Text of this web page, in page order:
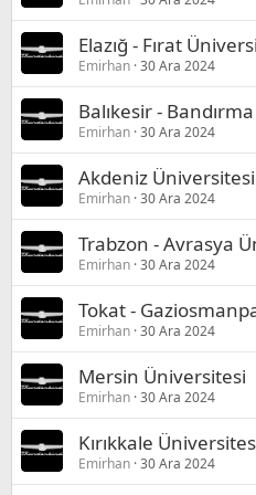
Elazığ - Fırat
Emirhan 30 Ara 2024
Balıkesir -
Emirhan 30 Ara 2024
Akdeniz Üniversitesi
Emirhan 30 Ara 2024
Trabzon - Avrasya
Emirhan 30 Ara 2024
Tokat -
Emirhan 30 Ara 2024
Mersin Üniversitesi
Emirhan 30 Ara 2024
Kırıkkale
Emirhan 30 Ara 2024